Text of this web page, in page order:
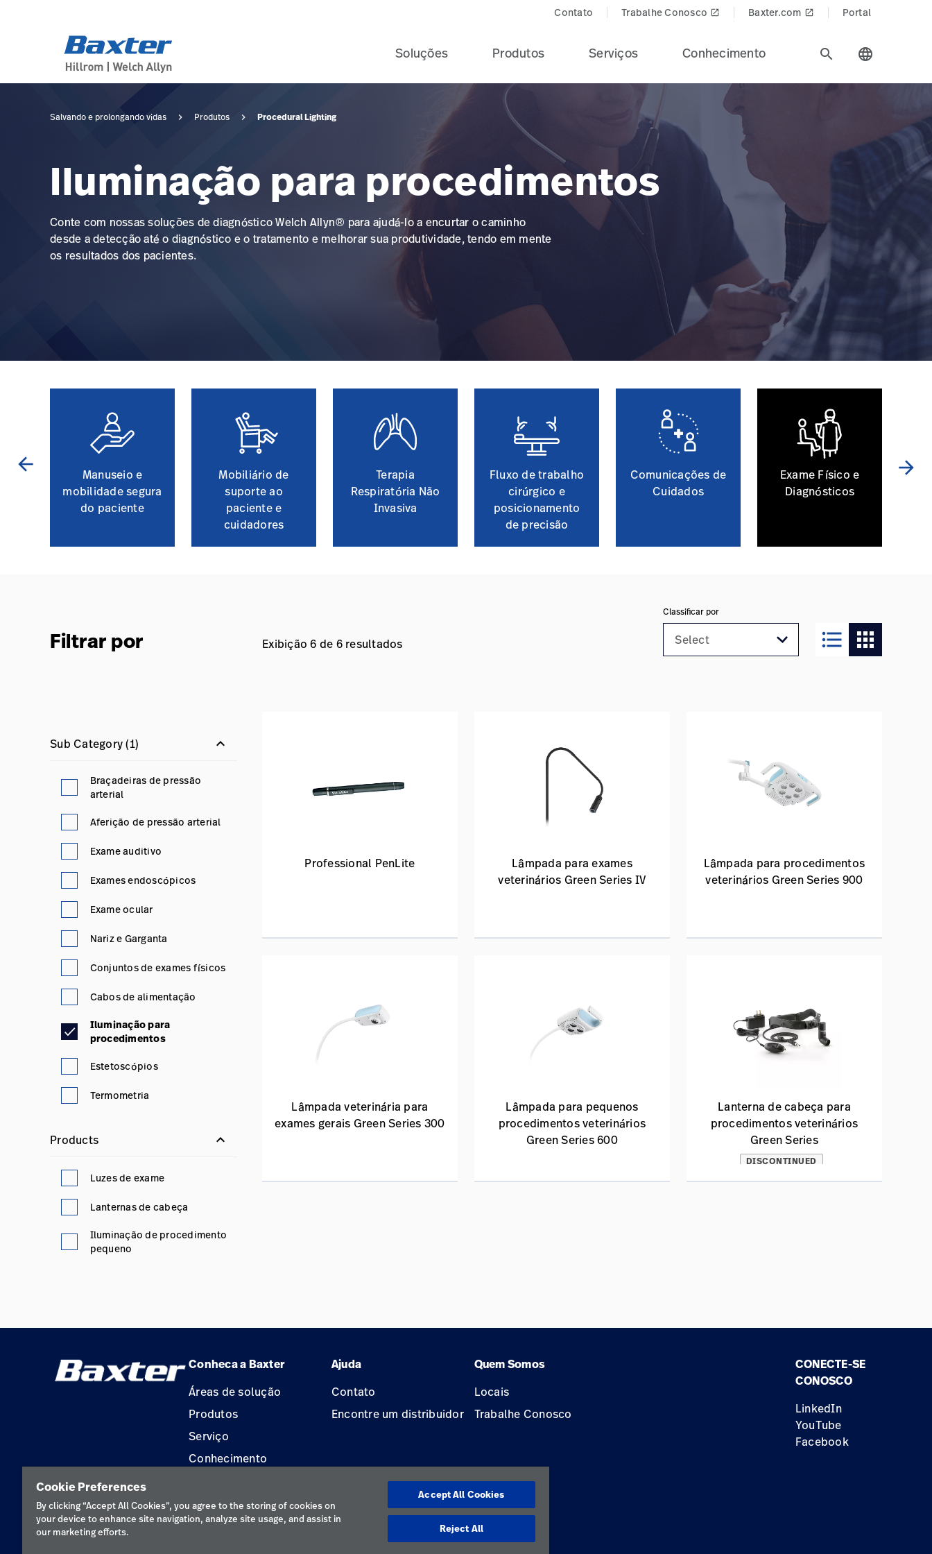
Contato Trabalhe Conosco launch Baxter.com launch Portal
Soluções Produtos Serviços Conhecimento search language
Salvando e prolongando vidas Produtos Procedural Lighting
Iluminação para procedimentos
Conte com nossas soluções de diagnóstico Welch Allyn® para ajudá-lo a encurtar o caminho
desde a detecção até o diagnóstico e o tratamento e melhorar sua produtividade, tendo em mente
os resultados dos pacientes.
arrow_back
Manuseio e
mobilidade segura
do paciente
Mobiliário de
suporte ao
paciente e
cuidadores
Terapia
Respiratória Não
Invasiva
Fluxo de trabalho
cirúrgico e
posicionamento
de precisão
Comunicações de
Cuidados
Exame Físico e
Diagnósticos
arrow_forward
Filtrar por
Sub Category(1) keyboard_arrow_down
Braçadeiras de pressão
arterial
Aferição de pressão arterial
Exame auditivo
Exames endoscópicos
Exame ocular
Nariz e Garganta
Conjuntos de exames físicos
Cabos de alimentação
Iluminação para
procedimentos
Estetoscópios
Termometria
Products keyboard_arrow_down
Luzes de exame
Lanternas de cabeça
Iluminação de procedimento
pequeno
Exibição 6 de 6 resultados
Classificar por
format_list_bulleted apps
Professional PenLite
Lâmpada para exames
veterinários Green Series IV
Lâmpada para procedimentos
veterinários Green Series 900
Lâmpada veterinária para
exames gerais Green Series 300
Lâmpada para pequenos
procedimentos veterinários
Green Series 600
Lanterna de cabeça para
procedimentos veterinários
Green Series
DISCONTINUED
Conheca a Baxter Ajuda
Quem Somos
Áreas de solução
Produtos
Serviço
Conhecimento
Soluções de Construção
Contato
Encontre um distribuidor
Locais
Trabalhe Conosco
CONECTE-SE
CONOSCO
LinkedIn
YouTube
Facebook
Cookie Preferences
By clicking “Accept All Cookies”, you agree to the storing of cookies on
your device to enhance site navigation, analyze site usage, and assist in
our marketing efforts.
Accept All Cookies
Reject All